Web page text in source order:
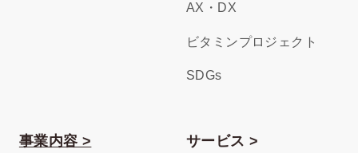
AX・DX
ビタミンプロジェクト
SDGs
事業内容 > サービス >